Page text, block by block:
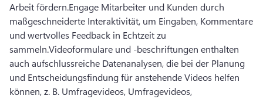
Arbeit fördern.Engage Mitarbeiter und Kunden durch
maßgeschneiderte Interaktivität, um Eingaben, Kommentare
und wertvolles Feedback in Echtzeit zu
sammeln.Videoformulare und -beschriftungen enthalten
auch aufschlussreiche Datenanalysen, die bei der Planung
und Entscheidungsfindung für anstehende Videos helfen
können, z. B. Umfragevideos, Umfragevideos,